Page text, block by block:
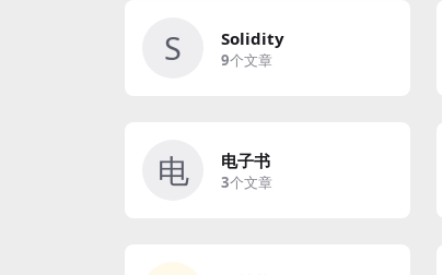
S Solidity
9个文章
电 电子书
3个文章